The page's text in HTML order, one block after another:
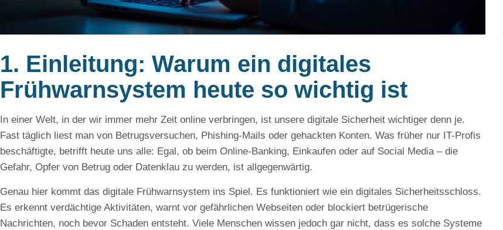
1. Einleitung: Warum ein digitales
Frühwarnsystem heute so wichtig ist
In einer Welt, in der wir immer mehr Zeit online verbringen, ist unsere digitale Sicherheit wichtiger denn je.
Fast täglich liest man von Betrugsversuchen, Phishing-Mails oder gehackten Konten. Was früher nur IT-Profis
beschäftigte, betrifft heute uns alle: Egal, ob beim Online-Banking, Einkaufen oder auf Social Media – die
Gefahr, Opfer von Betrug oder Datenklau zu werden, ist allgegenwärtig.
Genau hier kommt das digitale Frühwarnsystem ins Spiel. Es funktioniert wie ein digitales Sicherheitsschloss.
Es erkennt verdächtige Aktivitäten, warnt vor gefährlichen Webseiten oder blockiert betrügerische
Nachrichten, noch bevor Schaden entsteht. Viele Menschen wissen jedoch gar nicht, dass es solche Systeme